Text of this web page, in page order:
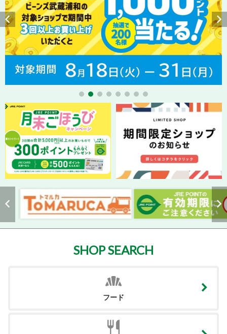
SHOP SEARCH
フード